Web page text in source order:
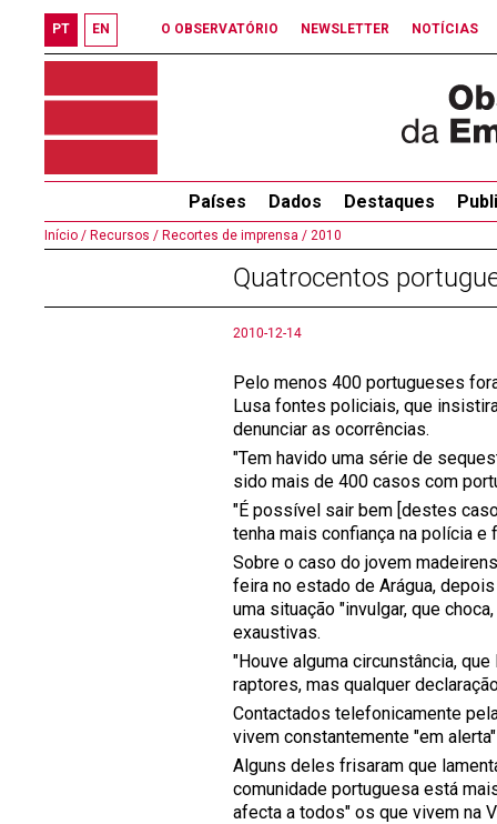
PT EN O OBSERVATÓRIO NEWSLETTER NOTÍCIAS
Países Dados Destaques
Início / Recursos / Recortes de imprensa / 2010
Quatrocentos
2010-12-14
Pelo menos 400 portugueses
Lusa fontes policiais, que
denunciar as ocorrências.
"Tem havido uma série de
sido mais de 400 casos com
"É possível sair bem [destes
tenha mais confiança na polícia e
Sobre o caso do jovem
feira no estado de Arágua,
uma situação "invulgar, que
exaustivas.
"Houve alguma circunstância,
raptores, mas qualquer
Contactados telefonicamente
vivem constantemente "em
Alguns deles frisaram que
comunidade portuguesa está
afecta a todos" os que vivem na